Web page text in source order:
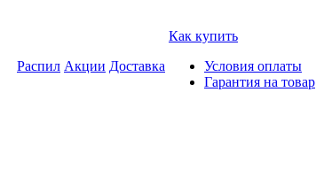
Распил Акции Доставка
Как купить
Условия оплаты
Гарантия на товар